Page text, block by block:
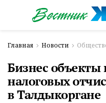
Главная Новости
Бизнес объекты
налоговых
в Талдыкоргане